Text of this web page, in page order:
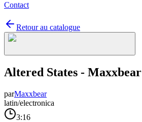
Contact
Retour au catalogue
Altered States - Maxxbear
parMaxxbear
latin/electronica
3:16